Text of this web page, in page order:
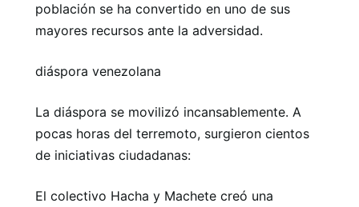
población se ha convertido en uno de sus
mayores recursos ante la adversidad.
diáspora venezolana
La diáspora se movilizó incansablemente. A
pocas horas del terremoto, surgieron cientos
de iniciativas ciudadanas:
El colectivo Hacha y Machete creó una